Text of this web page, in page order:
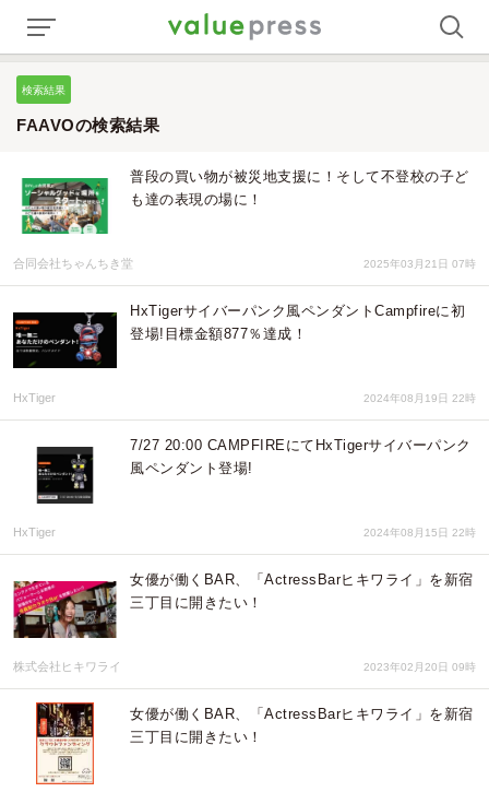
検索結果
FAAVOの検索結果
普段の買い物が被災地支援に！そして不登校の子ど
も達の表現の場に！
合同会社ちゃんちき堂 2025年03月21日 07時
HxTigerサイバーパンク風ペンダントCampfireに初
登場!目標金額877％達成！
HxTiger 2024年08月19日 22時
7/27 20:00 CAMPFIREにてHxTigerサイバーパンク
風ペンダント登場!
HxTiger 2024年08月15日 22時
女優が働くBAR、「ActressBarヒキワライ」を新宿
三丁目に開きたい！
株式会社ヒキワライ 2023年02月20日 09時
女優が働くBAR、「ActressBarヒキワライ」を新宿
三丁目に開きたい！